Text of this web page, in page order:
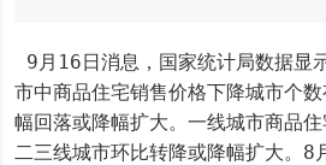
市中商品住宅销售价格下降城市个
幅回落或降幅扩大。一线城市商品住
二三线城市环比转降或降幅扩大。8